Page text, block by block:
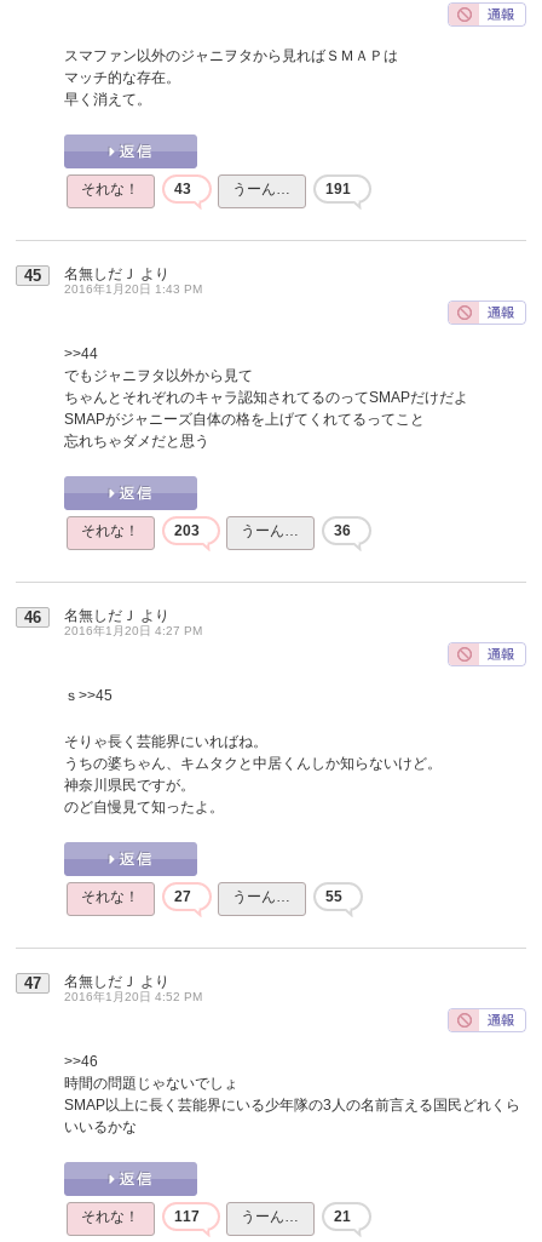
スマファン以外のジャニヲタから見ればＳＭＡＰは
マッチ的な存在。
早く消えて。
それな！ 43 うーん… 191
45 名無しだＪ より
2016年1月20日 1:43 PM
>>44
でもジャニヲタ以外から見て
ちゃんとそれぞれのキャラ認知されてるのってSMAPだけだよ
SMAPがジャニーズ自体の格を上げてくれてるってこと
忘れちゃダメだと思う
それな！ 203 うーん… 36
46 名無しだＪ より
2016年1月20日 4:27 PM
ｓ >>45
そりゃ長く芸能界にいればね。
うちの婆ちゃん、キムタクと中居くんしか知らないけど。
神奈川県民ですが。
のど自慢見て知ったよ。
それな！ 27 うーん… 55
47 名無しだＪ より
2016年1月20日 4:52 PM
>>46
時間の問題じゃないでしょ
SMAP以上に長く芸能界にいる少年隊の3人の名前言える国民どれくら
いいるかな
それな！ 117 うーん… 21